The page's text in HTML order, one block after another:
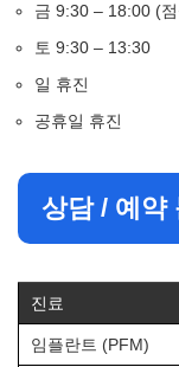
금 9:30 – 18:00 (
토 9:30 – 13:30
일 휴진
공휴일 휴진
상담 / 예약
진료
임플란트 (PFM)